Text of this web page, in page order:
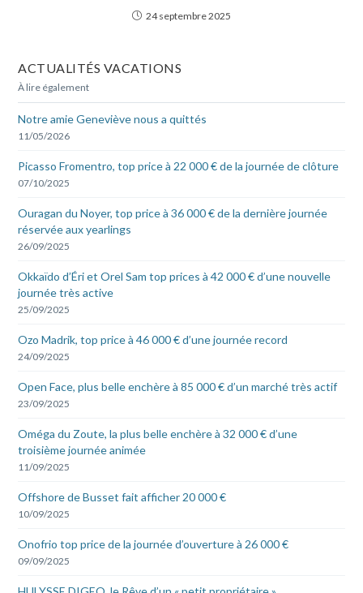
24 septembre 2025
ACTUALITÉS VACATIONS
À lire également
Notre amie Geneviève nous a quittés
11/05/2026
Picasso Fromentro, top price à 22 000 € de la journée de clôture
07/10/2025
Ouragan du Noyer, top price à 36 000 € de la dernière journée
réservée aux yearlings
26/09/2025
Okkaïdo d’Éri et Orel Sam top prices à 42 000 € d’une nouvelle
journée très active
25/09/2025
Ozo Madrik, top price à 46 000 € d’une journée record
24/09/2025
Open Face, plus belle enchère à 85 000 € d’un marché très actif
23/09/2025
Oméga du Zoute, la plus belle enchère à 32 000 € d’une
troisième journée animée
11/09/2025
Offshore de Busset fait afficher 20 000 €
10/09/2025
Onofrio top price de la journée d’ouverture à 26 000 €
09/09/2025